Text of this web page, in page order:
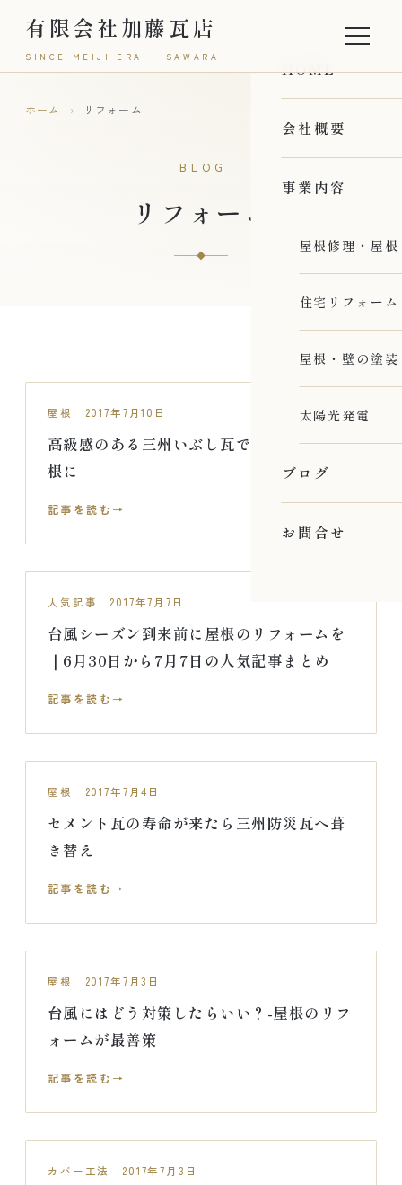
有限会社加藤瓦店
SINCE MEIJI ERA — SAWARA
HOME
会社概要
事業内容
屋根修理・屋
住宅リフォーム
屋根・壁の塗装
太陽光発電
ブログ
お問合せ
ホーム › リフォーム
BLOG
リフォーム
屋根 2017年7月10日
高級感のある三州いぶし瓦で落ち着いた屋
根に
記事を読む
人気記事 2017年7月7日
台風シーズン到来前に屋根のリフォームを
｜6月30日から7月7日の人気記事まとめ
記事を読む
屋根 2017年7月4日
セメント瓦の寿命が来たら三州防災瓦へ葺
き替え
記事を読む
屋根 2017年7月3日
台風にはどう対策したらいい？-屋根のリフ
ォームが最善策
記事を読む
カバー工法 2017年7月3日